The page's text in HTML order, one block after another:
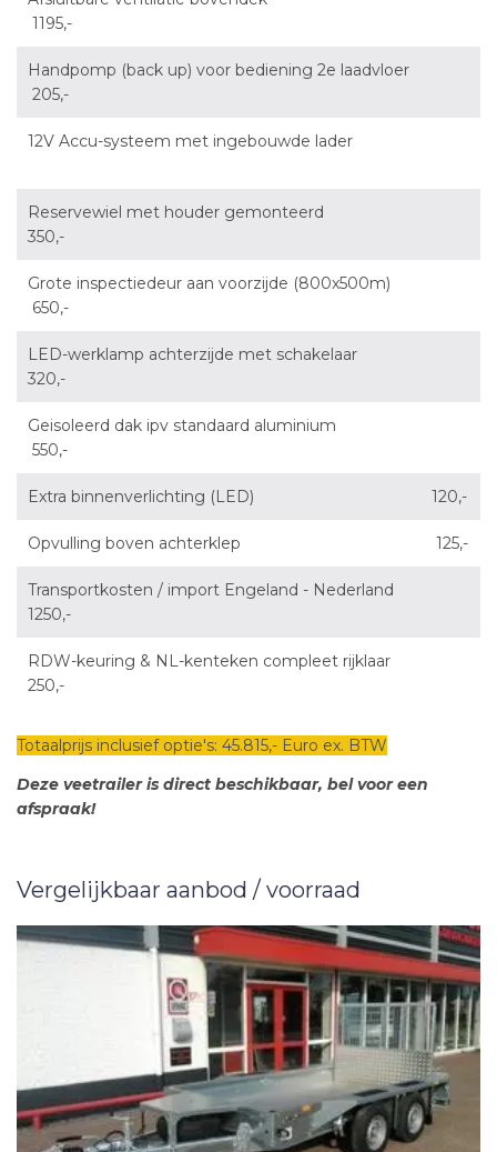
1195,-
Handpomp (back up) voor bediening 2e laadvloer
205,-
12V Accu-systeem met ingebouwde lader
Reservewiel met houder gemonteerd
350,-
Grote inspectiedeur aan voorzijde (800x500m)
650,-
LED-werklamp achterzijde met schakelaar
320,-
Geisoleerd dak ipv standaard aluminium
550,-
Extra binnenverlichting (LED) 120,-
Opvulling boven achterklep 125,-
Transportkosten / import Engeland - Nederland
1250,-
RDW-keuring & NL-kenteken compleet rijklaar
250,-
Totaalprijs inclusief optie's: 45.815,- Euro ex. BTW
Deze veetrailer is direct beschikbaar, bel voor een
afspraak!
Vergelijkbaar aanbod / voorraad